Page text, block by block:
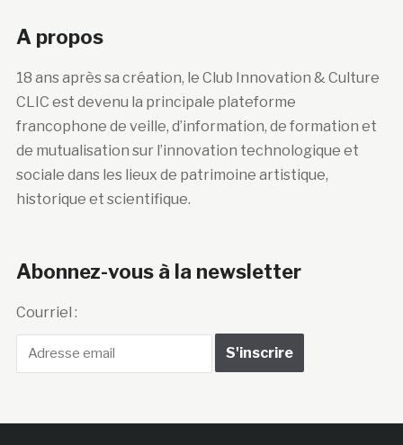
A propos
18 ans après sa création, le Club Innovation & Culture
CLIC est devenu la principale plateforme
francophone de veille, d’information, de formation et
de mutualisation sur l’innovation technologique et
sociale dans les lieux de patrimoine artistique,
historique et scientifique.
Abonnez-vous à la newsletter
Courriel :